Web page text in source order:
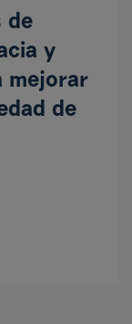
de
y
mejorar
de